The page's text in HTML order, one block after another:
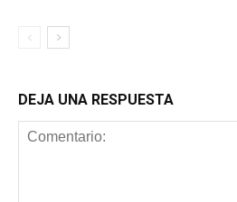
DEJA UNA RESPUESTA